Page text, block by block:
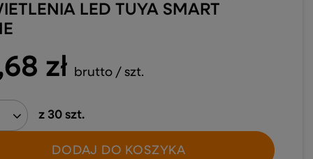
zł brutto / szt.
z 30szt.
DODAJ DO KOSZYKA
LED TUYA SMART